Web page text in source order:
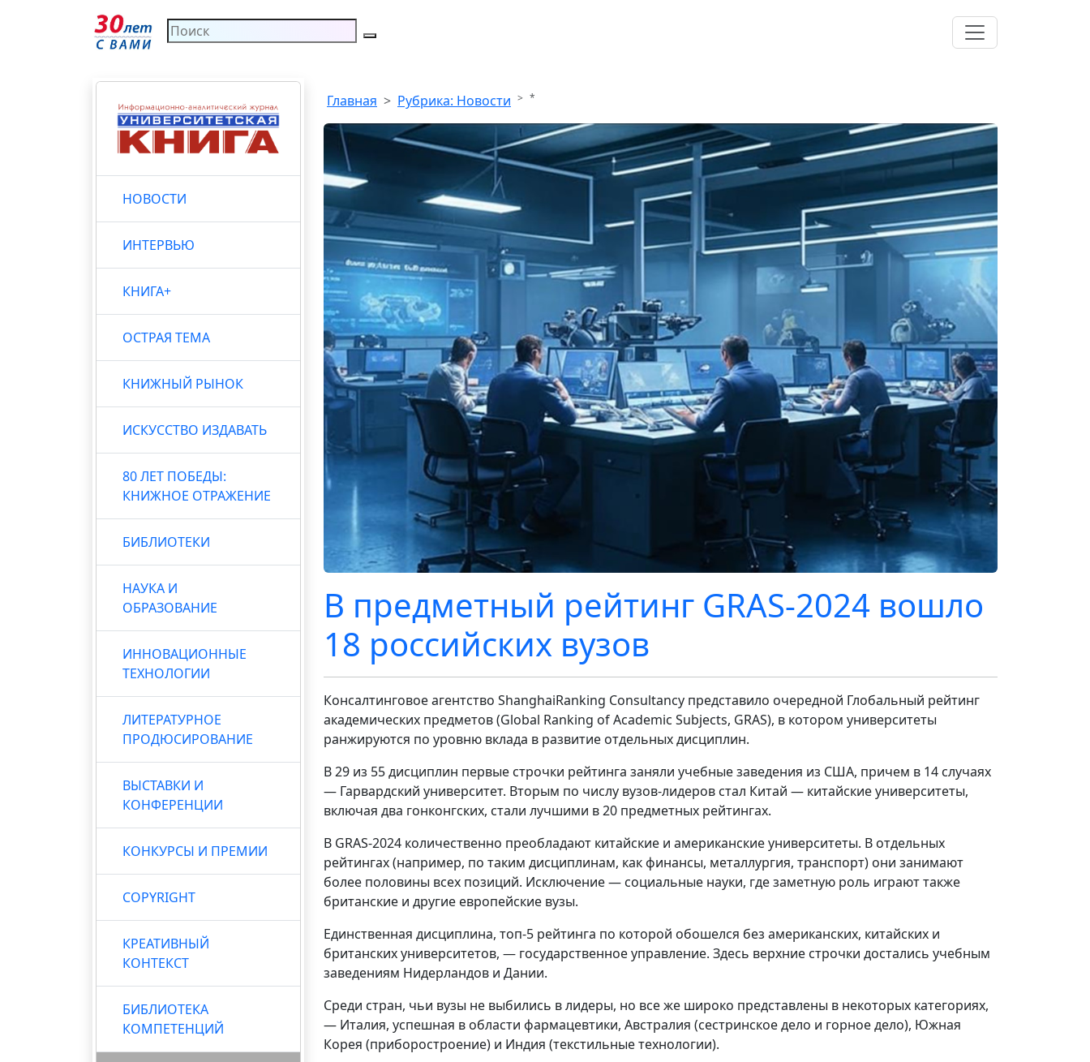
НОВОСТИ
ИНТЕРВЬЮ
КНИГА+
ОСТРАЯ ТЕМА
КНИЖНЫЙ РЫНОК
ИСКУССТВО ИЗДАВАТЬ
80 ЛЕТ ПОБЕДЫ:
КНИЖНОЕ ОТРАЖЕНИЕ
БИБЛИОТЕКИ
НАУКА И
ОБРАЗОВАНИЕ
ИННОВАЦИОННЫЕ
ТЕХНОЛОГИИ
ЛИТЕРАТУРНОЕ
ПРОДЮСИРОВАНИЕ
ВЫСТАВКИ И
КОНФЕРЕНЦИИ
КОНКУРСЫ И ПРЕМИИ
COPYRIGHT
КРЕАТИВНЫЙ
КОНТЕКСТ
БИБЛИОТЕКА
КОМПЕТЕНЦИЙ
Главная Рубрика: Новости *
В предметный рейтинг GRAS-2024 вошло
18 российских вузов
Консалтинговое агентство ShanghaiRanking Consultancy представило очередной Глобальный рейтинг
академических предметов (Global Ranking of Academic Subjects, GRAS), в котором университеты
ранжируются по уровню вклада в развитие отдельных дисциплин.
В 29 из 55 дисциплин первые строчки рейтинга заняли учебные заведения из США, причем в 14 случаях
— Гарвардский университет. Вторым по числу вузов-лидеров стал Китай — китайские университеты,
включая два гонконгских, стали лучшими в 20 предметных рейтингах.
В GRAS-2024 количественно преобладают китайские и американские университеты. В отдельных
рейтингах (например, по таким дисциплинам, как финансы, металлургия, транспорт) они занимают
более половины всех позиций. Исключение — социальные науки, где заметную роль играют также
британские и другие европейские вузы.
Единственная дисциплина, топ-5 рейтинга по которой обошелся без американских, китайских и
британских университетов, — государственное управление. Здесь верхние строчки достались учебным
заведениям Нидерландов и Дании.
Среди стран, чьи вузы не выбились в лидеры, но все же широко представлены в некоторых категориях,
— Италия, успешная в области фармацевтики, Австралия (сестринское дело и горное дело), Южная
Корея (приборостроение) и Индия (текстильные технологии).